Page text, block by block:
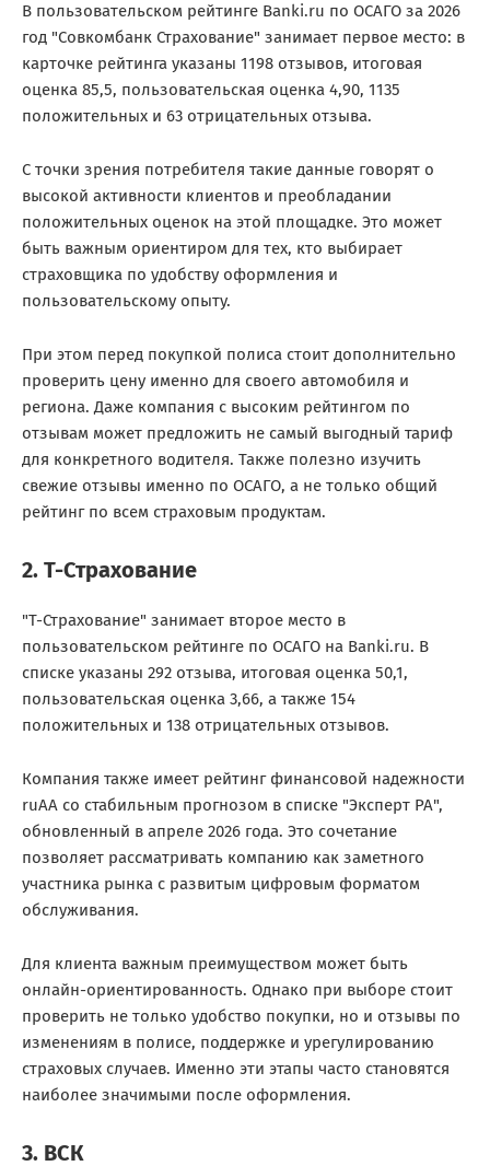
В пользовательском рейтинге Banki.ru по ОСАГО за 2026
год "Совкомбанк Страхование" занимает первое место: в
карточке рейтинга указаны 1198 отзывов, итоговая
оценка 85,5, пользовательская оценка 4,90, 1135
положительных и 63 отрицательных отзыва.
С точки зрения потребителя такие данные говорят о
высокой активности клиентов и преобладании
положительных оценок на этой площадке. Это может
быть важным ориентиром для тех, кто выбирает
страховщика по удобству оформления и
пользовательскому опыту.
При этом перед покупкой полиса стоит дополнительно
проверить цену именно для своего автомобиля и
региона. Даже компания с высоким рейтингом по
отзывам может предложить не самый выгодный тариф
для конкретного водителя. Также полезно изучить
свежие отзывы именно по ОСАГО, а не только общий
рейтинг по всем страховым продуктам.
2. Т-Страхование
"Т-Страхование" занимает второе место в
пользовательском рейтинге по ОСАГО на Banki.ru. В
списке указаны 292 отзыва, итоговая оценка 50,1,
пользовательская оценка 3,66, а также 154
положительных и 138 отрицательных отзывов.
Компания также имеет рейтинг финансовой надежности
ruAA со стабильным прогнозом в списке "Эксперт РА",
обновленный в апреле 2026 года. Это сочетание
позволяет рассматривать компанию как заметного
участника рынка с развитым цифровым форматом
обслуживания.
Для клиента важным преимуществом может быть
онлайн-ориентированность. Однако при выборе стоит
проверить не только удобство покупки, но и отзывы по
изменениям в полисе, поддержке и урегулированию
страховых случаев. Именно эти этапы часто становятся
наиболее значимыми после оформления.
3. ВСК